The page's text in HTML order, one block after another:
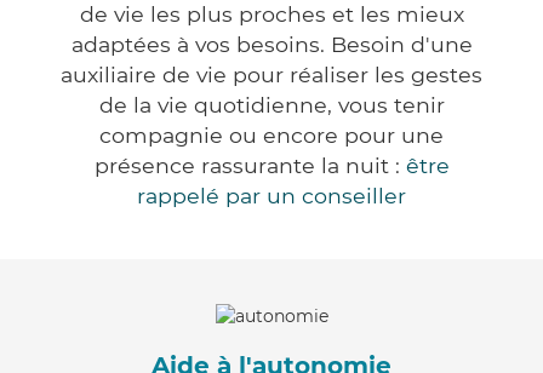
de vie les plus proches et les mieux
adaptées à vos besoins. Besoin d'une
auxiliaire de vie pour réaliser les gestes
de la vie quotidienne, vous tenir
compagnie ou encore pour une
présence rassurante la nuit : être
rappelé par un conseiller
Aide à l'autonomie